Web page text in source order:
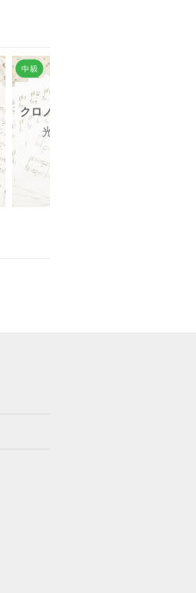
クロノ・トリガー
光田康典